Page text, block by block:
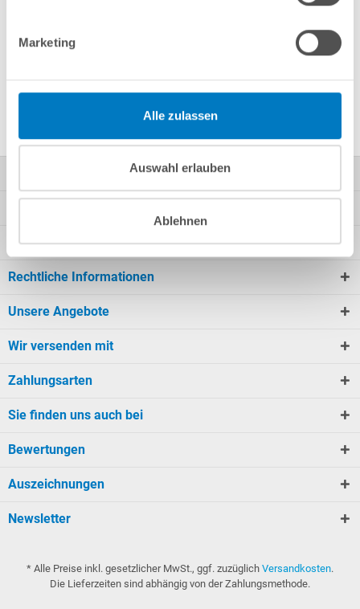
Marketing
Alle zulassen
Auswahl erlauben
Ablehnen
Kundeninformationen
Rechtliche Informationen
Unsere Angebote
Wir versenden mit
Zahlungsarten
Sie finden uns auch bei
Bewertungen
Auszeichnungen
Newsletter
* Alle Preise inkl. gesetzlicher MwSt., ggf. zuzüglich Versandkosten.
Die Lieferzeiten sind abhängig von der Zahlungsmethode.